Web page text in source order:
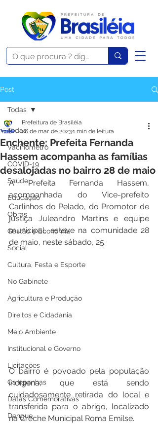
Post
Todas
Vacinômetro
COVID-19
Saúde
Educação
Obras
Gestão e Economia
Social
Cultura, Festa e Esporte
No Gabinete
Agricultura e Produção
Direitos e Cidadania
Meio Ambiente
Institucional e Governo
Licitações
Campanhas
Datas Comemorativas
Dengue
Todas
Enchente: Prefeita Fernanda
Hassem acompanha as famílias
desalojadas no bairro 28 de maio
Prefeitura de Brasiléia
26 de mar. de 20231 min de leitura
A Prefeita Fernanda Hassem,
acompanhada do Vice-prefeito
Carlinhos do Pelado, do Promotor de
justiça Juleandro Martins e equipe
municipal, esteve na comunidade 28
de maio, neste sábado, 25.
O bairro é povoado pela população
indígena, que está sendo
cuidadosamente retirada do local e
transferida para o abrigo, localizado
na Creche Municipal Roma Emilse.